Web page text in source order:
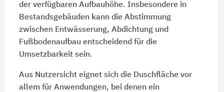
der verfügbaren Aufbauhöhe. Insbesondere in
Bestandsgebäuden kann die Abstimmung
zwischen Entwässerung, Abdichtung und
Fußbodenaufbau entscheidend für die
Umsetzbarkeit sein.
Aus Nutzersicht eignet sich die Duschfläche vor
allem für Anwendungen, bei denen ein